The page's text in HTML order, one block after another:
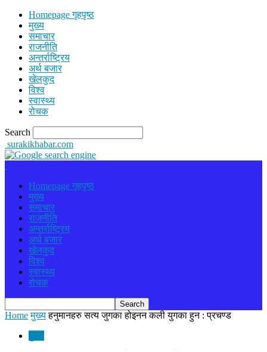
Homepage गृहपृष्ठ
मुख्य
समाचार
राजनीति
अन्तर्राष्ट्रिय
अर्थ बजार
खेलकुद
विश्व
स्वास्थ्य
रोचक
Search
surakikhabar.com
Homepage गृहपृष्ठ
मुख्य
समाचार
राजनीति
अन्तर्राष्ट्रिय
अर्थ बजार
खेलकुद
विश्व
स्वास्थ्य
रोचक
Home मुख्य हनुमानहरु सत्य जुगका होइनन कली युगका हुन : प्रचण्ड